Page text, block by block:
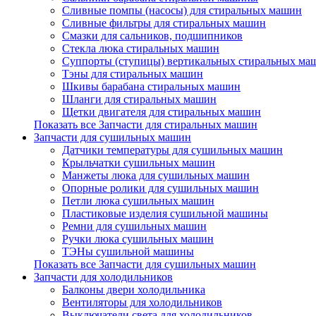
Сливные помпы (насосы) для стиральных машин
Сливные фильтры для стиральных машин
Смазки для сальников, подшипников
Стекла люка стиральных машин
Суппорты (ступицы) вертикальных стиральных
Тэны для стиральных машин
Шкивы барабана стиральных машин
Шланги для стиральных машин
Щетки двигателя для стиральных машин
Показать все Запчасти для стиральных машин
Запчасти для сушильных машин
Датчики температуры для сушильных машин
Крыльчатки сушильных машин
Манжеты люка для сушильных машин
Опорные ролики для сушильных машин
Петли люка сушильных машин
Пластиковые изделия сушильной машины
Ремни для сушильных машин
Ручки люка сушильных машин
ТЭНы сушильной машины
Показать все Запчасти для сушильных машин
Запчасти для холодильников
Балконы двери холодильника
Вентиляторы для холодильников